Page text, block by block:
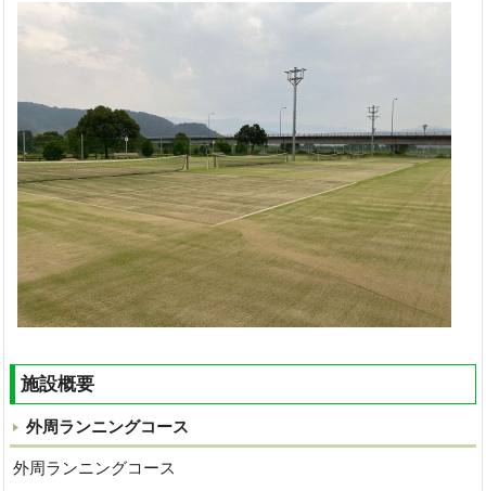
施設概要
外周ランニングコース
外周ランニングコース